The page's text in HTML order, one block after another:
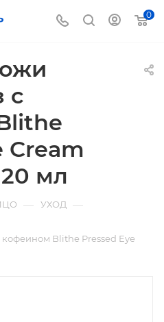
0
с
Cream
мл
— УХОД —
кофеином Blithe Pressed Eye